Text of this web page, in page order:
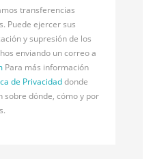
transferencias
Puede ejercer sus
y supresión de los
enviando un correo a
Para más información
de Privacidaddonde
dónde, cómo y por